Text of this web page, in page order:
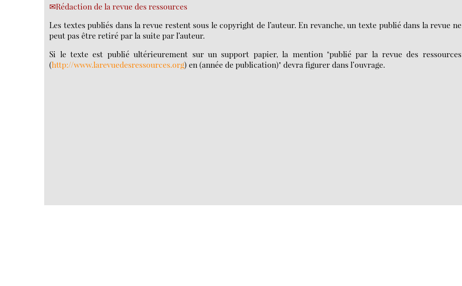
Rédaction de la revue des ressources
Les textes publiés dans la revue restent sous le copyright de l’auteur. En revanche, un texte publié dans la revue ne
peut pas être retiré par la suite par l’auteur.
Si le texte est publié ultérieurement sur un support papier, la mention "publié par la revue des ressources
(http://www.larevuedesressources.org) en (année de publication)" devra figurer dans l’ouvrage.